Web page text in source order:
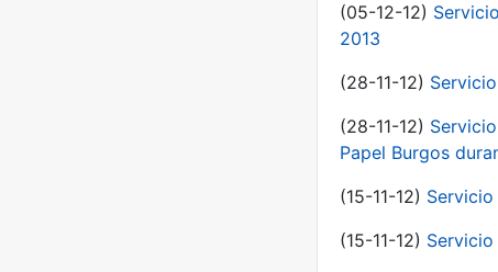
(05-12-12)
2013
(28-11-12)
(28-11-12)
Papel Burgos
(15-11-12)
(15-11-12)